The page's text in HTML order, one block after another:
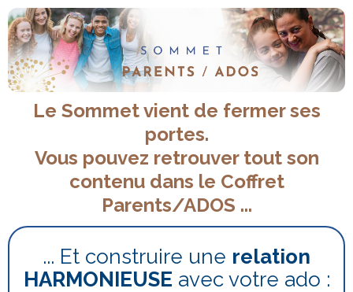
Le Sommet vient de fermer ses
portes.
Vous pouvez retrouver tout son
contenu dans le Coffret
Parents/ADOS ...
... Et construire une relation
HARMONIEUSE avec votre ado :